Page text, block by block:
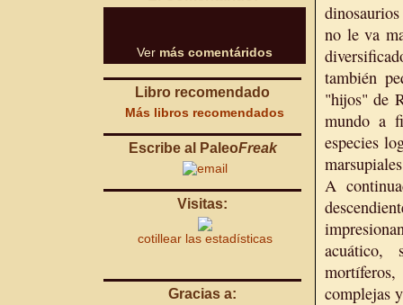
Ver más comentáridos
Libro recomendado
Más libros recomendados
Escribe al PaleoFreak
Visitas:
cotillear las estadísticas
Gracias a:
no le va
también
"hijos" de
mundo a
especies
A
acuático,
mortíferos,
complejas